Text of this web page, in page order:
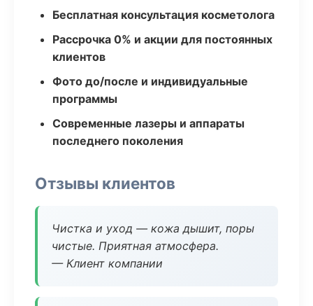
Бесплатная консультация косметолога
Рассрочка 0% и акции для постоянных
клиентов
Фото до/после и индивидуальные
программы
Современные лазеры и аппараты
последнего поколения
Отзывы клиентов
Чистка и уход — кожа дышит, поры
чистые. Приятная атмосфера.
— Клиент компании